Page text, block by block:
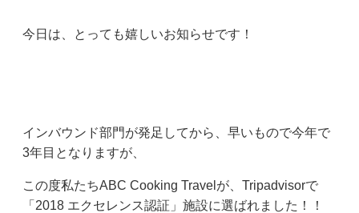
今日は、とっても嬉しいお知らせです！
インバウンド部門が発足してから、早いもので今年で
3年目となりますが、
この度私たちABC Cooking Travelが、Tripadvisorで
「2018 エクセレンス認証」施設に選ばれました！！